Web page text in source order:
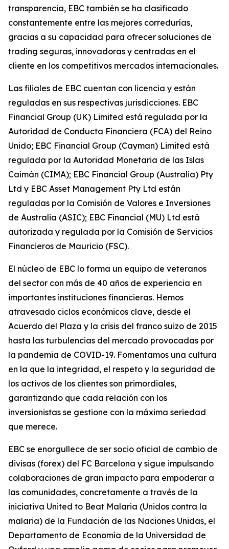
transparencia, EBC también se ha clasificado
constantemente entre las mejores corredurías,
gracias a su capacidad para ofrecer soluciones de
trading seguras, innovadoras y centradas en el
cliente en los competitivos mercados internacionales.
Las filiales de EBC cuentan con licencia y están
reguladas en sus respectivas jurisdicciones. EBC
Financial Group (UK) Limited está regulada por la
Autoridad de Conducta Financiera (FCA) del Reino
Unido; EBC Financial Group (Cayman) Limited está
regulada por la Autoridad Monetaria de las Islas
Caimán (CIMA); EBC Financial Group (Australia) Pty
Ltd y EBC Asset Management Pty Ltd están
reguladas por la Comisión de Valores e Inversiones
de Australia (ASIC); EBC Financial (MU) Ltd está
autorizada y regulada por la Comisión de Servicios
Financieros de Mauricio (FSC).
El núcleo de EBC lo forma un equipo de veteranos
del sector con más de 40 años de experiencia en
importantes instituciones financieras. Hemos
atravesado ciclos económicos clave, desde el
Acuerdo del Plaza y la crisis del franco suizo de 2015
hasta las turbulencias del mercado provocadas por
la pandemia de COVID-19. Fomentamos una cultura
en la que la integridad, el respeto y la seguridad de
los activos de los clientes son primordiales,
garantizando que cada relación con los
inversionistas se gestione con la máxima seriedad
que merece.
EBC se enorgullece de ser socio oficial de cambio de
divisas (forex) del FC Barcelona y sigue impulsando
colaboraciones de gran impacto para empoderar a
las comunidades, concretamente a través de la
iniciativa United to Beat Malaria (Unidos contra la
malaria) de la Fundación de las Naciones Unidas, el
Departamento de Economía de la Universidad de